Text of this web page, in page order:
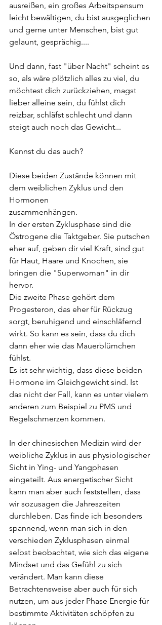
ausreißen, ein großes Arbeitspensum
leicht bewältigen, du bist ausgeglichen
und gerne unter Menschen, bist gut
gelaunt, gesprächig....
Und dann, fast "über Nacht" scheint es
so, als wäre plötzlich alles zu viel, du
möchtest dich zurückziehen, magst
lieber alleine sein, du fühlst dich
reizbar, schläfst schlecht und dann
steigt auch noch das Gewicht...
Kennst du das auch?
Diese beiden Zustände können mit
dem weiblichen Zyklus und den
Hormonen
zusammenhängen.
In der ersten Zyklusphase sind die
Östrogene die Taktgeber. Sie putschen
eher auf, geben dir viel Kraft, sind gut
für Haut, Haare und Knochen, sie
bringen die "Superwoman" in dir
hervor.
Die zweite Phase gehört dem
Progesteron, das eher für Rückzug
sorgt, beruhigend und einschläfernd
wirkt. So kann es sein, dass du dich
dann eher wie das Mauerblümchen
fühlst.
Es ist sehr wichtig, dass diese beiden
Hormone im Gleichgewicht sind. Ist
das nicht der Fall, kann es unter vielem
anderen zum Beispiel zu PMS und
Regelschmerzen kommen.
In der chinesischen Medizin wird der
weibliche Zyklus in aus physiologischer
Sicht in Ying- und Yangphasen
eingeteilt. Aus energetischer Sicht
kann man aber auch feststellen, dass
wir sozusagen die Jahreszeiten
durchleben. Das finde ich besonders
spannend, wenn man sich in den
verschieden Zyklusphasen einmal
selbst beobachtet, wie sich das eigene
Mindset und das Gefühl zu sich
verändert. Man kann diese
Betrachtensweise aber auch für sich
nutzen, um aus jeder Phase Energie für
bestimmte Aktivitäten schöpfen zu